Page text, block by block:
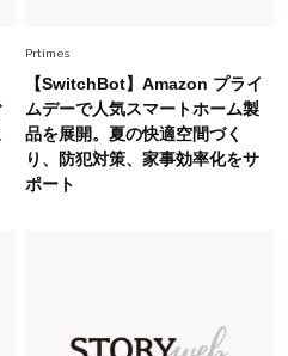
メガネ＆サングラス」のトレンド
黒ぶち以外”が新定番に
の【ワンピ＆オールインワン】最
ツでモードに昇華
Prtimes
【SwitchBot】Amazon プライ
ムデーで人気スマートホーム製
品を展開。夏の快適空間づく
り、防犯対策、家事効率化をサ
ポート